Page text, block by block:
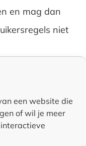
een website die
of wil je meer
en mag dan
niet
taal om
aan te
aan